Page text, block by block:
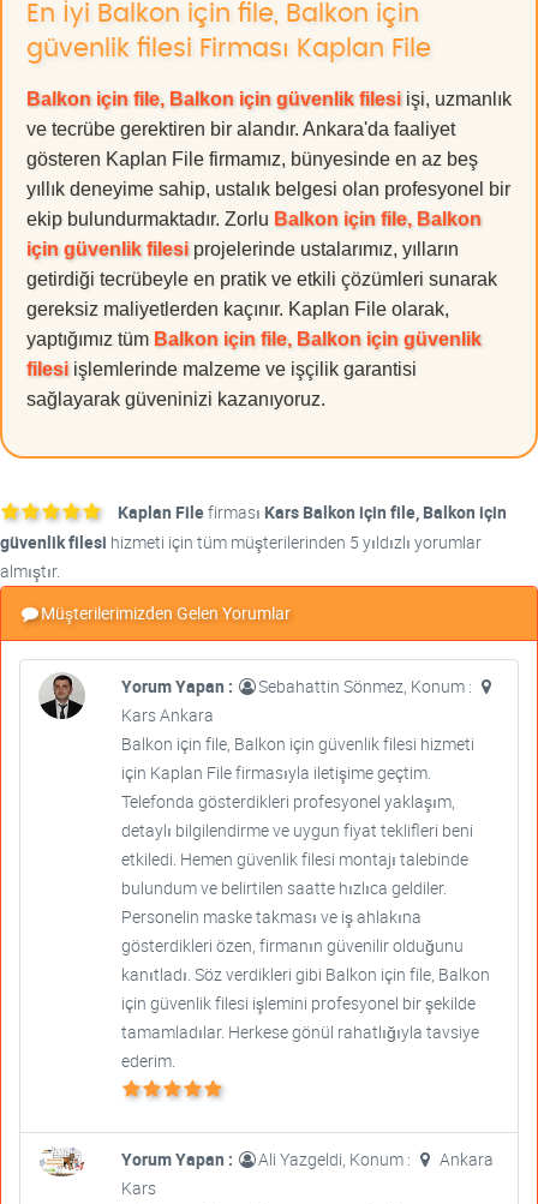
En İyi Balkon için file, Balkon için
güvenlik filesi Firması Kaplan File
Balkon için file, Balkon için güvenlik filesi işi, uzmanlık
ve tecrübe gerektiren bir alandır. Ankara'da faaliyet
gösteren Kaplan File firmamız, bünyesinde en az beş
yıllık deneyime sahip, ustalık belgesi olan profesyonel bir
ekip bulundurmaktadır. Zorlu Balkon için file, Balkon
için güvenlik filesi projelerinde ustalarımız, yılların
getirdiği tecrübeyle en pratik ve etkili çözümleri sunarak
gereksiz maliyetlerden kaçınır. Kaplan File olarak,
yaptığımız tüm Balkon için file, Balkon için güvenlik
filesi işlemlerinde malzeme ve işçilik garantisi
sağlayarak güveninizi kazanıyoruz.
Kaplan Filefirması Kars Balkon için file, Balkon için
güvenlik filesi hizmeti için tüm müşterilerinden 5 yıldızlı yorumlar
almıştır.
Müşterilerimizden Gelen Yorumlar
Yorum Yapan :
Sebahattin Sönmez, Konum :
Kars Ankara
Balkon için file, Balkon için güvenlik filesi hizmeti
için Kaplan File firmasıyla iletişime geçtim.
Telefonda gösterdikleri profesyonel yaklaşım,
detaylı bilgilendirme ve uygun fiyat teklifleri beni
etkiledi. Hemen güvenlik filesi montajı talebinde
bulundum ve belirtilen saatte hızlıca geldiler.
Personelin maske takması ve iş ahlakına
gösterdikleri özen, firmanın güvenilir olduğunu
kanıtladı. Söz verdikleri gibi Balkon için file, Balkon
için güvenlik filesi işlemini profesyonel bir şekilde
tamamladılar. Herkese gönül rahatlığıyla tavsiye
ederim.
Yorum Yapan : Ali Yazgeldi, Konum :
Ankara
Kars